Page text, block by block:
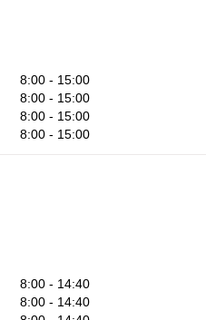
8:00 - 15:00
8:00 - 15:00
8:00 - 15:00
8:00 - 15:00
8:00 - 14:40
8:00 - 14:40